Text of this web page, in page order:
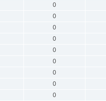
0
0
0
0
0
0
0
0
0